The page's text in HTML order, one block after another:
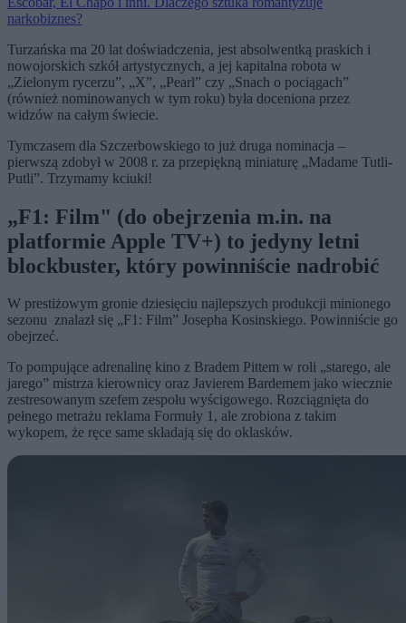
narkobiznes?
Turzańska ma 20 lat doświadczenia, jest absolwentką praskich i
nowojorskich szkół artystycznych, a jej kapitalna robota w
„Zielonym rycerzu”, „X”, „Pearl” czy „Snach o pociągach”
(również nominowanych w tym roku) była doceniona przez
widzów na całym świecie.
Tymczasem dla Szczerbowskiego to już druga nominacja –
pierwszą zdobył w 2008 r. za przepiękną miniaturę „Madame Tutli-
Putli”. Trzymamy kciuki!
„F1: Film" (do obejrzenia m.in. na
platformie Apple TV+) to jedyny letni
blockbuster, który powinniście nadrobić
W prestiżowym gronie dziesięciu najlepszych produkcji minionego
sezonu znalazł się „F1: Film” Josepha Kosinskiego. Powinniście go
obejrzeć.
To pompujące adrenalinę kino z Bradem Pittem w roli „starego, ale
jarego” mistrza kierownicy oraz Javierem Bardemem jako wiecznie
zestresowanym szefem zespołu wyścigowego. Rozciągnięta do
pełnego metrażu reklama Formuły 1, ale zrobiona z takim
wykopem, że ręce same składają się do oklasków.